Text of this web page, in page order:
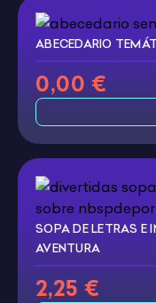
ABECEDARIO
0,00 €
SOPA DE LETRAS E
AVENTURA
2,25 €